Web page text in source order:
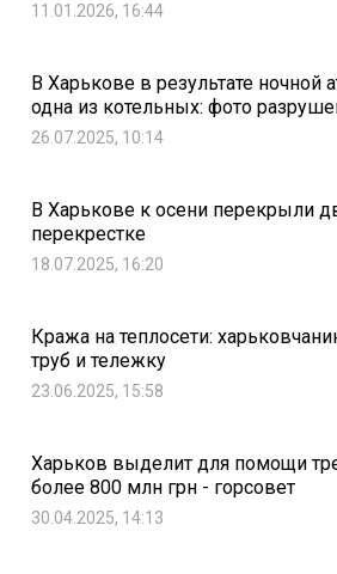
11.01.2026, 16:44
В Харькове в результате ночной
одна из котельных: фото
26.07.2025, 10:14
В Харькове к осени перекрыли
перекрестке
18.07.2025, 16:20
Кража на теплосети:
труб и тележку
23.06.2025, 15:58
Харьков выделит для помощи
более 800 млн грн - горсовет
30.04.2025, 14:13